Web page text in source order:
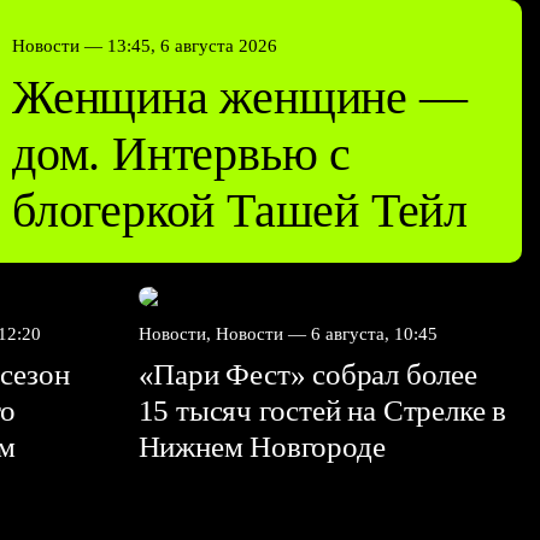
Новости — 13:45, 6 августа 2026
Женщина женщине —
дом. Интервью с
блогеркой Ташей Тейл
Новости, Новости — 6 августа, 10:45
«Пари Фест» собрал более
15 тысяч гостей на Стрелке в
Нижнем Новгороде